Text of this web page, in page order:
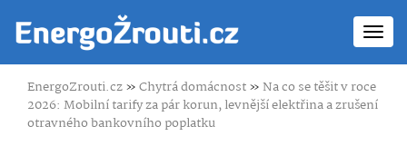
EnergoZrouti.cz»Chytrá domácnost»Na co se těšit v roce
2026: Mobilní tarify za pár korun, levnější elektřina a zrušení
otravného bankovního poplatku